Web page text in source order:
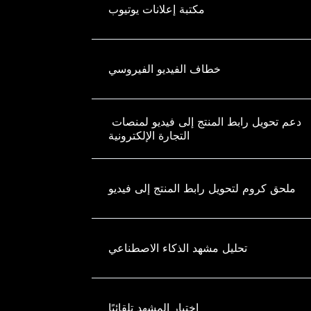
مكتبة إعلانات يوتيوب
خطاف الفيديو الفيروسي
دعم تحويل رابط المنتج إلى فيديو لمنصات
التجارة الإلكترونية
ملحق كروم لتحويل رابط المنتج إلى فيديو
تحليل مشهد الذكاء الاصطناعي
اختيار المشهد تلقائيًا